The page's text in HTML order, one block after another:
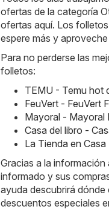
ofertas de la categoría
ofertas aquí. Los
espere más y
Para no perderse las
folletos:
TEMU - Temu hot
FeuVert -
Mayoral - Mayoral
Casa del libro -
La Tienda en
Gracias a la
informado y sus
ayuda descubrirá
descuentos especiales